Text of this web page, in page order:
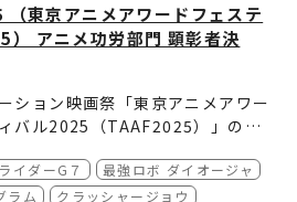
11日(金 )で終了します。
ーナーにて購入された方に、「バ
Fan Fun Spot」アプリで抽選可
１枚配布します。応募された方か
最大10名様に、【サンライズロボ
体の線画イラストを使用したカー
全５種･ランダム)が当たります。
布はなくなり次第終了です。 ※カ
は対象外です。
ーーーーーーーーーーーーーーー
ーーーーーーーーーーーーーーー
（東京アニメアワードフェステ
） アニメ功労部門 顕彰者決
ション映画祭「東京アニメアワー
バル2025（TAAF2025）」のア
強ロボ ダイオージャ』『太陽の牙
どのプロデューサー岩崎正美さん
メ功労部門」は、アニメーショ
イダーG７
最強ロボ ダイオージャ
ラム
クラッシャージョウ